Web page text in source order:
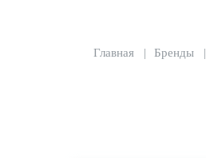
Главная Бренды